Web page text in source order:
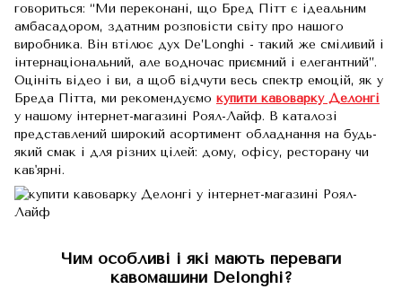
говориться: “Ми переконані, що Бред Пітт є ідеальним
амбасадором, здатним розповісти світу про нашого
виробника. Він втілює дух De’Longhi - такий же сміливий і
інтернаціональний, але водночас приємний і елегантний”.
Оцініть відео і ви, а щоб відчути весь спектр емоцій, як у
Бреда Пітта, ми рекомендуємо купити кавоварку Делонгі
у нашому інтернет-магазині Роял-Лайф. В каталозі
представлений широкий асортимент обладнання на будь-
який смак і для різних цілей: дому, офісу, ресторану чи
кав'ярні.
Чим особливі і які мають переваги
кавомашини Delonghi?